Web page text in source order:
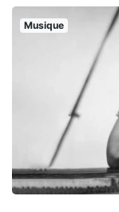
Musique